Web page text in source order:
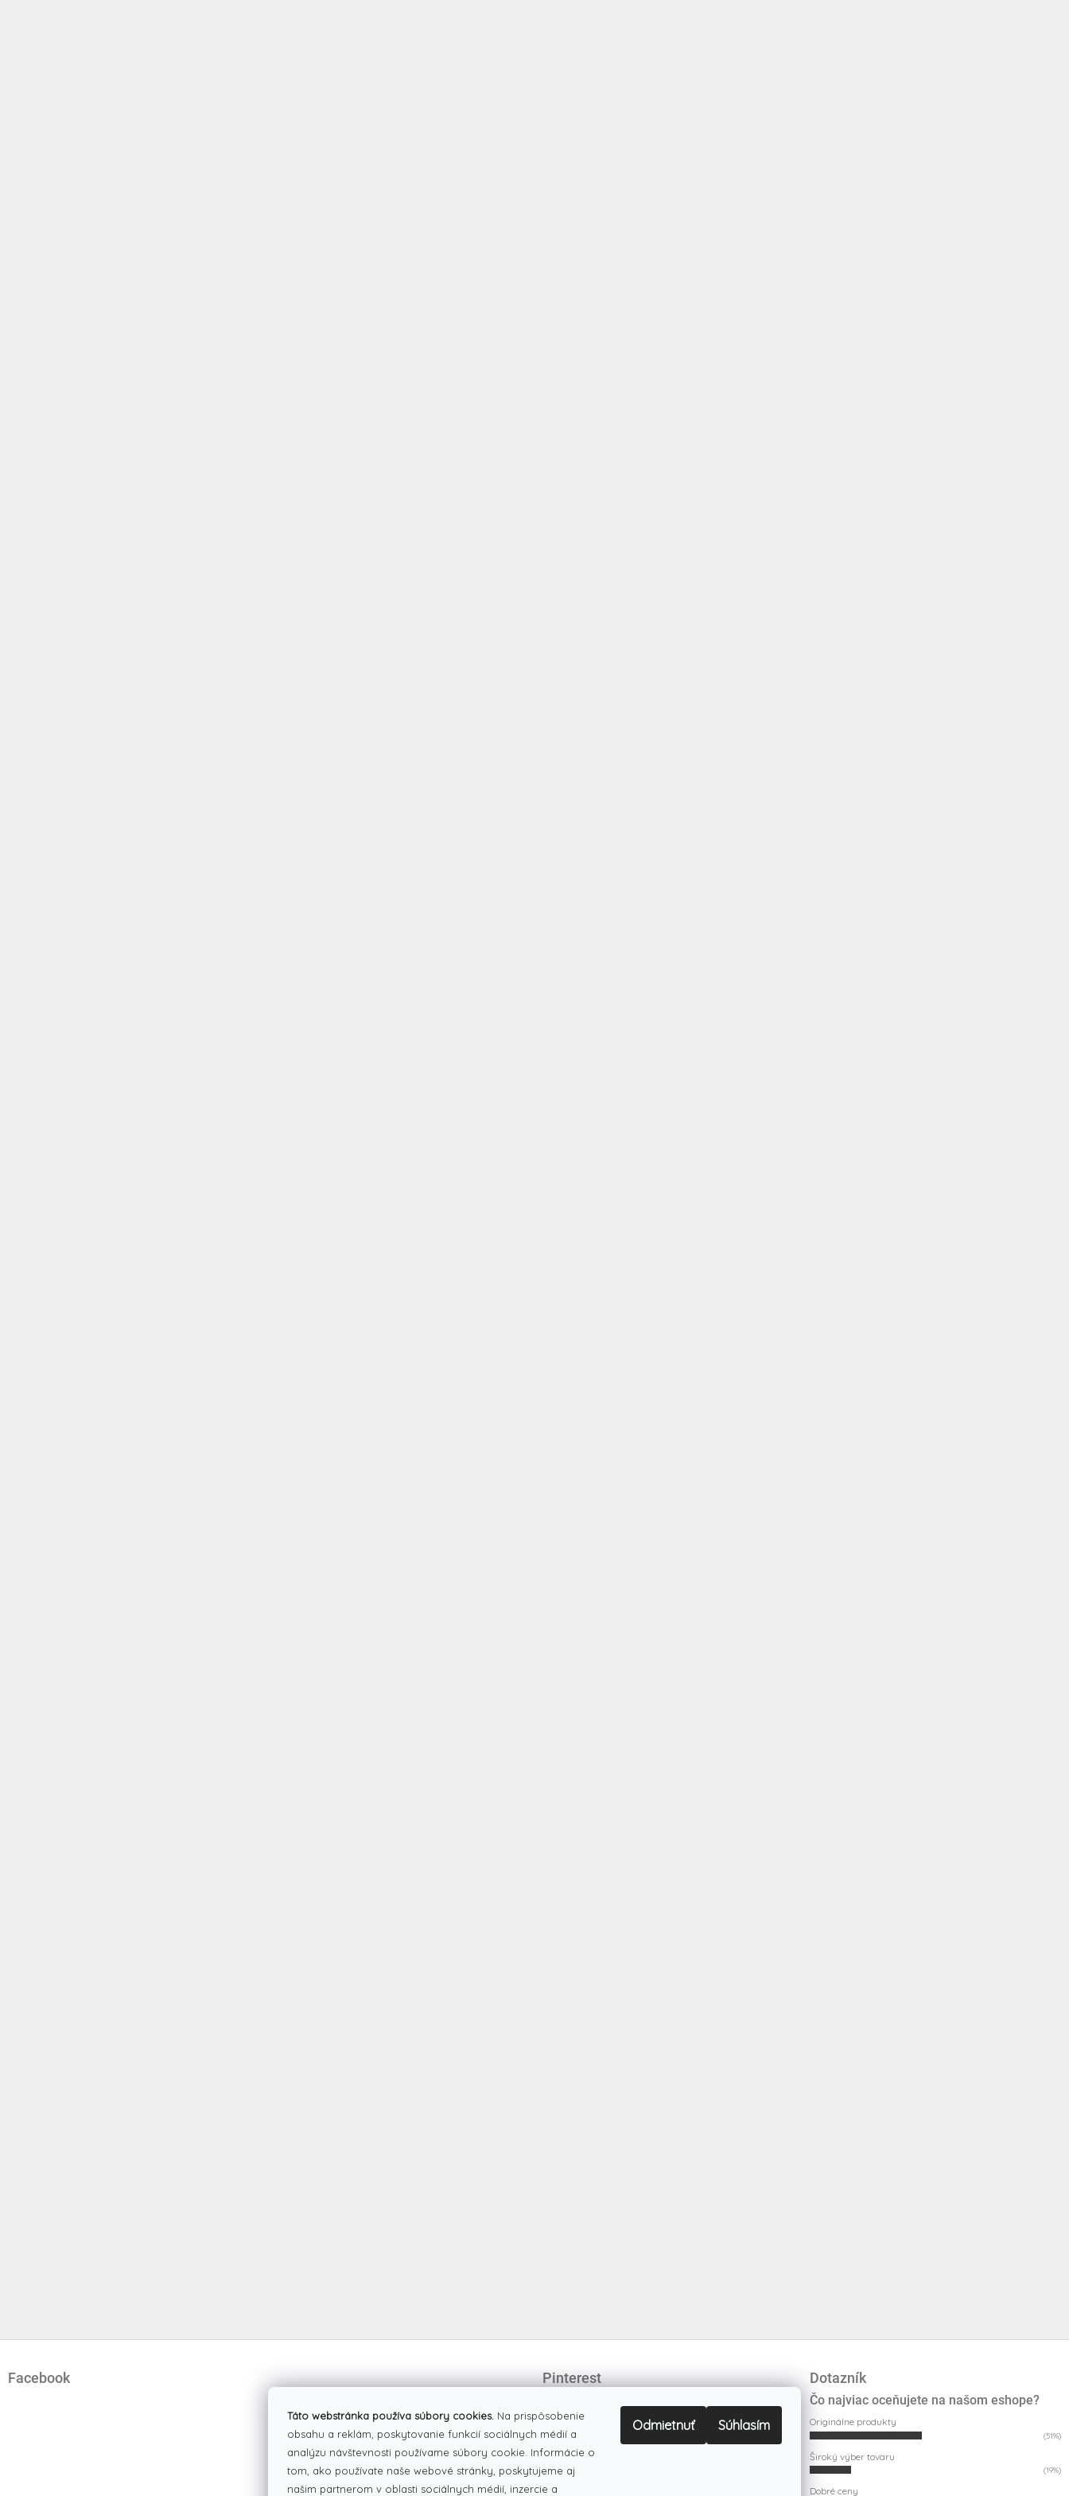
Táto webstránka používa súbory cookies. Na prispôsobenie
obsahu a reklám, poskytovanie funkcií sociálnych médií a
analýzu návštevnosti používame súbory cookie. Informácie o
tom, ako používate naše webové stránky, poskytujeme aj
našim partnerom v oblasti sociálnych médií, inzercie a
Odmietnuť Súhlasím
Facebook Pinterest Dotazník
Čo najviac oceňujete na našom eshope?
Originálne produkty
(51%)
Široký výber tovaru
(19%)
Dobré ceny